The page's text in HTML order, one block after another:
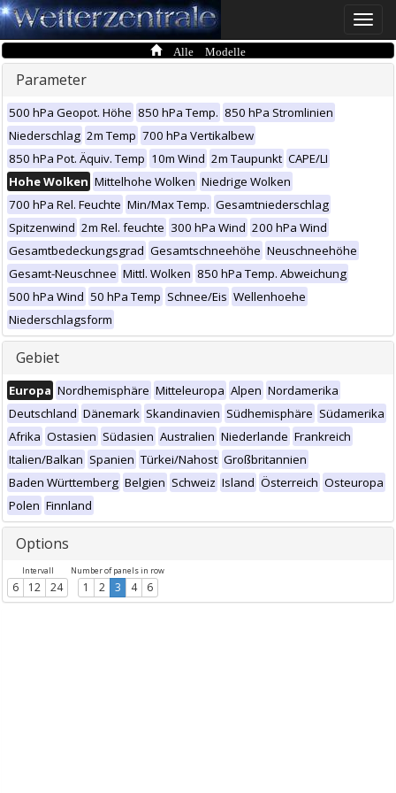
Toggle
Alle Modelle
Parameter
500 hPa Geopot. Höhe 850 hPa Temp. 850 hPa Stromlinien
Niederschlag 2m Temp 700 hPa Vertikalbew
850 hPa Pot. Äquiv. Temp 10m Wind 2m Taupunkt CAPE/LI
Hohe Wolken Mittelhohe Wolken Niedrige Wolken
700 hPa Rel. Feuchte Min/Max Temp. Gesamtniederschlag
Spitzenwind 2m Rel. feuchte 300 hPa Wind 200 hPa Wind
Gesamtbedeckungsgrad Gesamtschneehöhe Neuschneehöhe
Gesamt-Neuschnee Mittl. Wolken 850 hPa Temp. Abweichung
500 hPa Wind 50 hPa Temp Schnee/Eis Wellenhoehe
Niederschlagsform
Gebiet
Europa Nordhemisphäre Mitteleuropa Alpen Nordamerika
Deutschland Dänemark Skandinavien Südhemisphäre Südamerika
Afrika Ostasien Südasien Australien Niederlande Frankreich
Italien/Balkan Spanien Türkei/Nahost Großbritannien
Baden Württemberg Belgien Schweiz Island Österreich Osteuropa
Polen Finnland
Options
Intervall
6 12 24
Number of panels in row
1 2 3 4 6